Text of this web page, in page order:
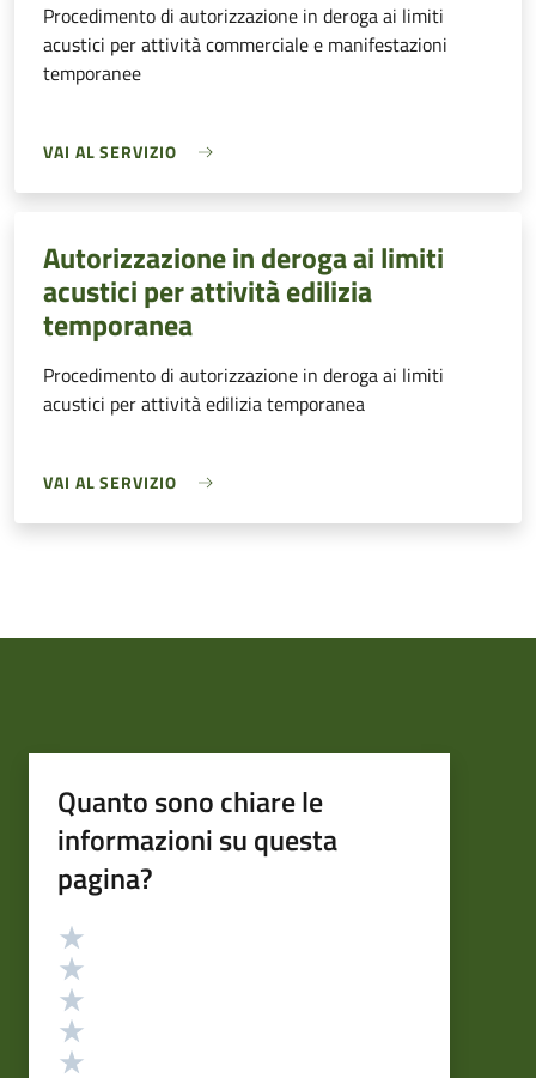
Procedimento di autorizzazione in deroga ai limiti
acustici per attività commerciale e manifestazioni
temporanee
VAI AL SERVIZIO
Autorizzazione in deroga ai limiti
acustici per attività edilizia
temporanea
Procedimento di autorizzazione in deroga ai limiti
acustici per attività edilizia temporanea
VAI AL SERVIZIO
Quanto sono chiare le
informazioni su questa
pagina?
Valutazione